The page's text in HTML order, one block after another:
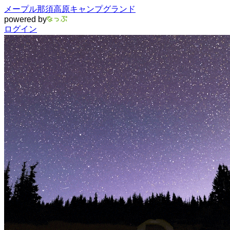
メープル那須高原キャンプグランド
powered by
ログイン